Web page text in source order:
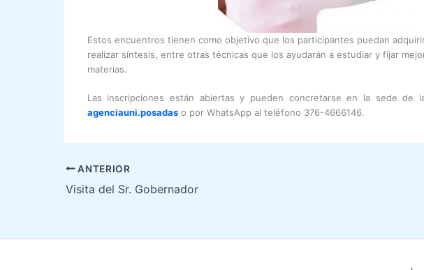
Estos encuentros tienen como objetivo que los participantes puedan
realizar síntesis, entre otras técnicas que los ayudarán a estudiar y fijar
materias.
Las inscripciones están abiertas y pueden concretarse en la sede
agenciauni.posadaso por WhatsApp al teléfono 376-4666146.
ANTERIOR
Visita del Sr. Gobernador